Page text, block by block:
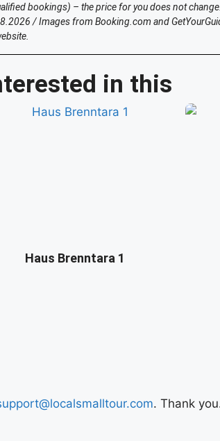
bookings) – the price for you does not
/ Images from Booking.com and
in this
Haus Brenntara 1
. Thank